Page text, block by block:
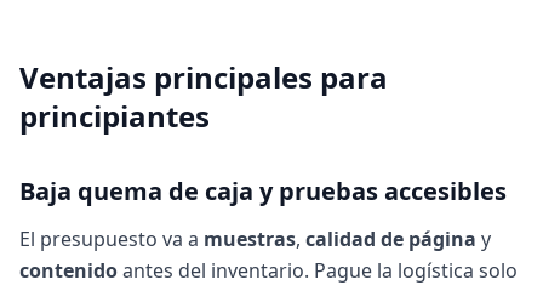
Ventajas principales para
principiantes
Baja quema de caja y pruebas accesibles
El presupuesto va a muestras, calidad de página y
contenidoantes del inventario. Pague la logística solo